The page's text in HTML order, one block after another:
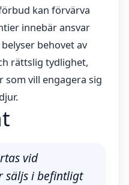
kan förvärva
innebär ansvar
behovet av
rättslig tydlighet,
vill engagera sig
vid
säljs i befintligt